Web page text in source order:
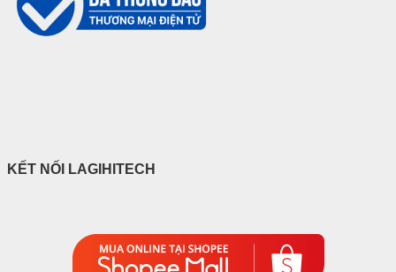
KẾT NỐI LAGIHITECH